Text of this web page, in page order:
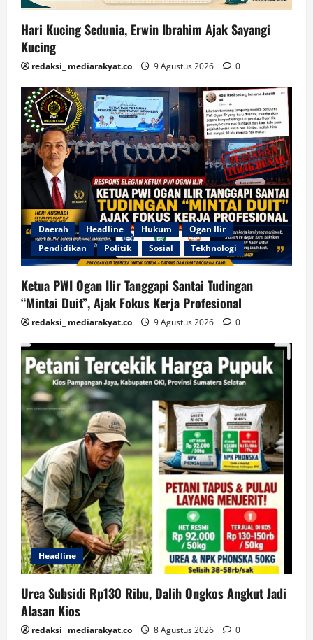
Hari Kucing Sedunia, Erwin Ibrahim Ajak Sayangi
Kucing
redaksi_ mediarakyat.co 9 Agustus 2026 0
Daerah Headline Hukum
Ogan Ilir
Pendidikan
Politik Sosial Tekhnologi
Ketua PWI Ogan Ilir Tanggapi Santai Tudingan
“Mintai Duit”, Ajak Fokus Kerja Profesional
redaksi_ mediarakyat.co 9 Agustus 2026 0
Headline
Urea Subsidi Rp130 Ribu, Dalih Ongkos Angkut Jadi
Alasan Kios
redaksi_ mediarakyat.co 8 Agustus 2026 0